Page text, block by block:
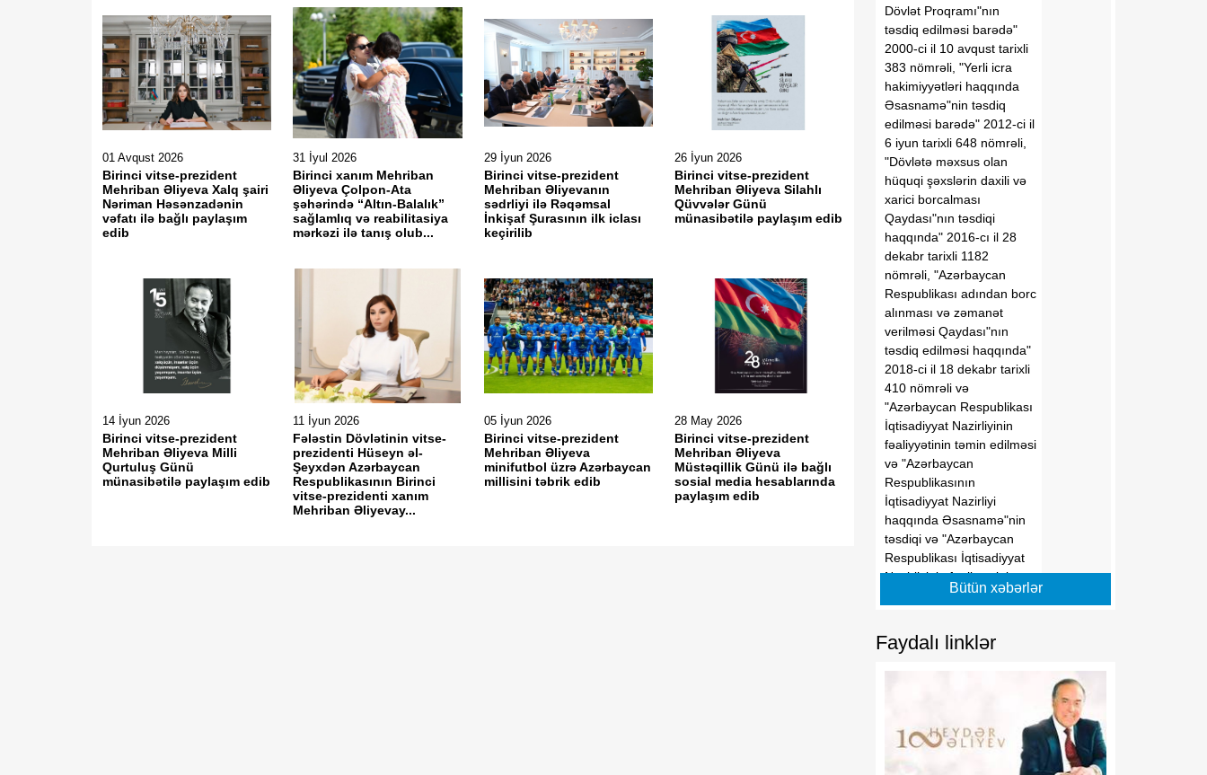
01 Avqust 2026
Birinci vitse-prezident
Mehriban Əliyeva Xalq şairi
Nəriman Həsənzadənin
vəfatı ilə bağlı paylaşım
edib
31 İyul 2026
Birinci xanım Mehriban
Əliyeva Çolpon-Ata
şəhərində “Altın-Balalık”
sağlamlıq və reabilitasiya
mərkəzi ilə tanış olub...
29 İyun 2026
Birinci vitse-prezident
Mehriban Əliyevanın
sədrliyi ilə Rəqəmsal
İnkişaf Şurasının ilk iclası
keçirilib
26 İyun 2026
Birinci vitse-prezident
Mehriban Əliyeva Silahlı
Qüvvələr Günü
münasibətilə paylaşım edib
14 İyun 2026
Birinci vitse-prezident
Mehriban Əliyeva Milli
Qurtuluş Günü
münasibətilə paylaşım edib
11 İyun 2026
Fələstin Dövlətinin vitse-
prezidenti Hüseyn əl-
Şeyxdən Azərbaycan
Respublikasının Birinci
vitse-prezidenti xanım
Mehriban Əliyevay...
05 İyun 2026
Birinci vitse-prezident
Mehriban Əliyeva
minifutbol üzrə Azərbaycan
millisini təbrik edib
28 May 2026
Birinci vitse-prezident
Mehriban Əliyeva
Müstəqillik Günü ilə bağlı
sosial media hesablarında
paylaşım edib
Dövlət Proqramı"nın
təsdiq edilməsi barədə"
2000-ci il 10 avqust tarixli
383 nömrəli, "Yerli icra
hakimiyyətləri haqqında
Əsasnamə"nin təsdiq
edilməsi barədə" 2012-ci il
6 iyun tarixli 648 nömrəli,
"Dövlətə məxsus olan
hüquqi şəxslərin daxili və
xarici borcalması
Qaydası"nın təsdiqi
haqqında" 2016-cı il 28
dekabr tarixli 1182
nömrəli, "Azərbaycan
Respublikası adından borc
alınması və zəmanət
verilməsi Qaydası"nın
təsdiq edilməsi haqqında"
2018-ci il 18 dekabr tarixli
410 nömrəli və
"Azərbaycan Respublikası
İqtisadiyyat Nazirliyinin
fəaliyyətinin təmin edilməsi
və "Azərbaycan
Respublikasının
İqtisadiyyat Nazirliyi
haqqında Əsasnamə"nin
təsdiqi və "Azərbaycan
Respublikası İqtisadiyyat
Nazirliyinin fəaliyyətinin
təmin edilməsi və
İqtisadi İnkişaf Nazirliyinin
fəaliyyətinin
təkmilləşdirilməsi ilə bağlı
Prezidentinin 2006-cı il 28
dekabr tarixli 504 nömrəli
Fərmanında dəyişikliklər
Bütün xəbərlər
Faydalı linklər